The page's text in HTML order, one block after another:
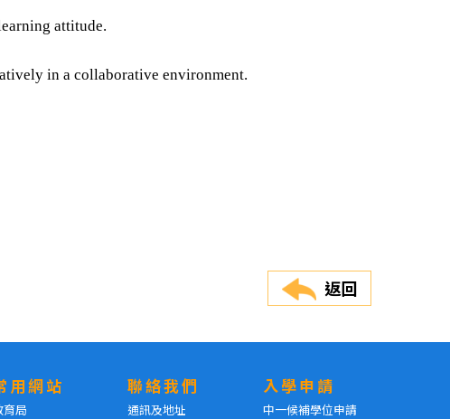
attitude.
in a collaborative environment.
返回
用網站
育局
聯絡我們
通訊及地址
入學申請
中一候補學位申請